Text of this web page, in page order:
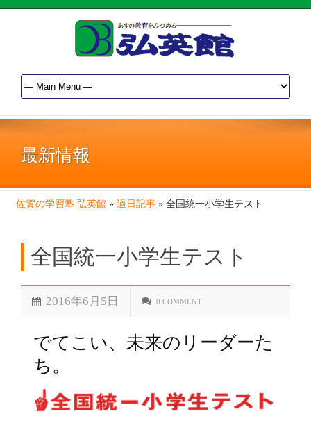
最新情報
佐賀の学習塾 弘英館 » 過日記事 » 全国統一小学生テスト
全国統一小学生テスト
2016年6月5日 0 COMMENT
でてこい、未来のリーダーた
ち。